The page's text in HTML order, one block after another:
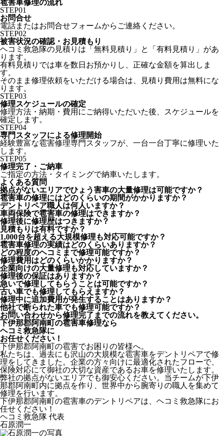
雹害車修理の流れ
STEP01
お問合せ
電話またはお問合せフォームからご連絡ください。
STEP02
被害状況の確認・お見積もり
ヘコミ救急隊の見積りは「無料見積り」と「有料見積り」があ
ります。
有料見積りでは車を数日お預かりし、正確な金額を算出しま
す。
そのまま修理依頼をいただける場合は、見積り費用は無料にな
ります。
STEP03
修理スケジュールの確定
修理方法・納期・費用にご納得いただいた後、スケジュールを
確定します。
STEP04
専門スタッフによる修理開始
経験豊富な雹害修理専門スタッフが、一台一台丁寧に修理いた
します。
STEP05
修理完了・ご納車
ご指定の方法・タイミングで納車いたします。
よくある質問
拠点がないエリアでひょう害車の大量修理は可能ですか？
雹害車の修理にはどのくらいの期間がかかりますか？
デントリペア職人は何人いますか？
車両保険で雹害車の修理はできますか？
修理後に修理歴はつきますか？
見積もりは有料ですか？
1,000台を超える大規模修理も対応可能ですか？
雹害車修理の実績はどのくらいありますか？
どの程度のヘコミまで修理可能ですか？
修理費用はどのくらいかかりますか？
企業向けの大量修理も対応していますか？
修理後の保証はありますか？
急いで修理してもらうことは可能ですか？
古い車でも修理してもらえますか？
修理中に追加費用が発生することはありますか？
他社で断られた車でも修理可能ですか？
お問い合わせから修理完了までの流れを教えてください。
下伊那郡阿南町の雹害車修理なら
ヘコミ救急隊に
お任せください！
下伊那郡阿南町の雹害でお困りの皆様へ。
私たちは、過去にも沢山の大規模な雹害車をデントリペアで修
理をしてきました。企業の方々向けに最適化されたフローで、
保険対応にて御社の大切な資産であるお車を修理いたします。
弊社の拠点がないエリアでも御安心ください。当チームが下伊
那郡阿南町内に拠点を作り、世界中から腕寄りの職人を集めて
修理を行います。
下伊那郡阿南町の雹害車のデントリペアは、ヘコミ救急隊にお
任せください！
ヘコミ救急隊 代表
石原潤一